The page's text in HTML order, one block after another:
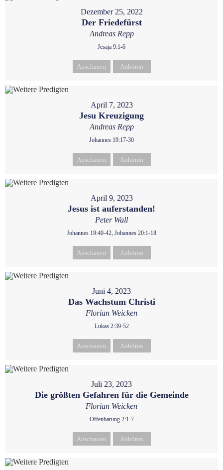
Dezember 25, 2022
Der Friedefürst
Andreas Repp
Jesaja 9:1-6
Anschauen Anhören
April 7, 2023
Jesu Kreuzigung
Andreas Repp
Johannes 19:17-30
Anschauen Anhören
April 9, 2023
Jesus ist auferstanden!
Peter Wall
Johannes 19:40-42, Johannes 20:1-18
Anschauen Anhören
Juni 4, 2023
Das Wachstum Christi
Florian Weicken
Lukas 2:39-52
Anschauen Anhören
Juli 23, 2023
Die größten Gefahren für die Gemeinde
Florian Weicken
Offenbarung 2:1-7
Anschauen Anhören